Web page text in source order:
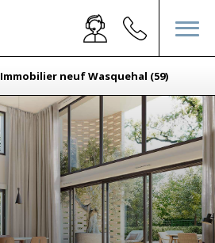
Immobilier neuf Wasquehal (59)